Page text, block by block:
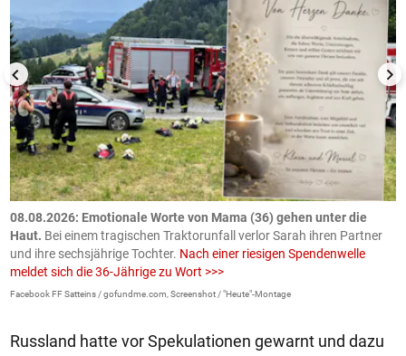
08.08.2026: Emotionale Worte von Mama (36) gehen unter die
Haut. Bei einem tragischen Traktorunfall verlor Sarah ihren Partner
und ihre sechsjährige Tochter. Nach einer riesigen Spendenwelle
meldet sich die 36-Jährige zu Wort >>>
Facebook FF Satteins / gofundme.com, Screenshot / "Heute"-Montage
Russland hatte vor Spekulationen gewarnt und dazu